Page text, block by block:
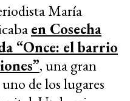
María
en Cosecha
“Once: el barrio
, una gran
de los lugares